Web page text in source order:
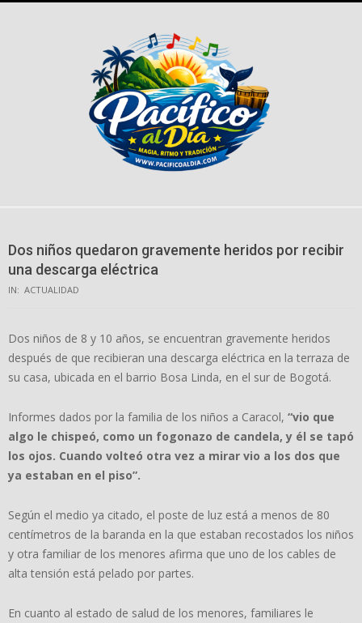
Dos niños quedaron gravemente heridos por recibir
una descarga eléctrica
IN: ACTUALIDAD
Dos niños de 8 y 10 años, se encuentran gravemente heridos
después de que recibieran una descarga eléctrica en la terraza de
su casa, ubicada en el barrio Bosa Linda, en el sur de Bogotá.
Informes dados por la familia de los niños a Caracol, “vio que
algo le chispeó, como un fogonazo de candela, y él se tapó
los ojos. Cuando volteó otra vez a mirar vio a los dos que
ya estaban en el piso”.
Según el medio ya citado, el poste de luz está a menos de 80
centímetros de la baranda en la que estaban recostados los niños
y otra familiar de los menores afirma que uno de los cables de
alta tensión está pelado por partes.
En cuanto al estado de salud de los menores, familiares le